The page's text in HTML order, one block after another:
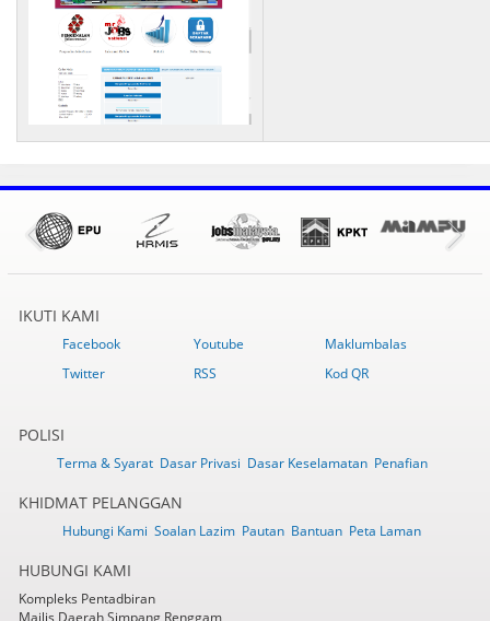
IKUTI KAMI
Facebook Youtube
Maklumbalas
Twitter
RSS Kod QR
POLISI
Terma & Syarat Dasar Privasi Dasar Keselamatan Penafian
KHIDMAT PELANGGAN
Hubungi Kami Soalan Lazim Pautan Bantuan Peta Laman
HUBUNGI KAMI
Kompleks Pentadbiran
Majlis Daerah Simpang Renggam,